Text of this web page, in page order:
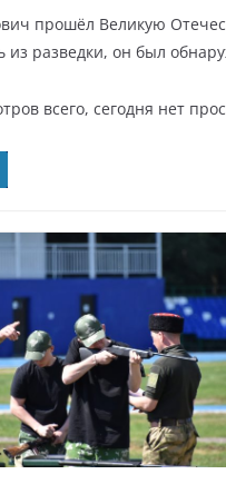
прошёл Великую
из разведки, он был
всего, сегодня нет